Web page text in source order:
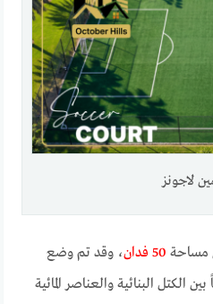
لاجونز
مساحة 50 فدان
، وقد تم وضع
الكتل البنائية والعناصر المائية